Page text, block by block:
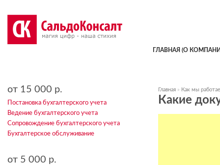
ГЛАВНАЯ (О
Главная » Как мы
Какие
от 15 000 р.
Постановка бухгалтерского учета
Ведение бухгалтерского учета
Сопровождение бухгалтерского учета
Бухгалтерское обслуживание
от 5 000 р.